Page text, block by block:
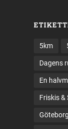
5km
Dagens
En
Friskis &